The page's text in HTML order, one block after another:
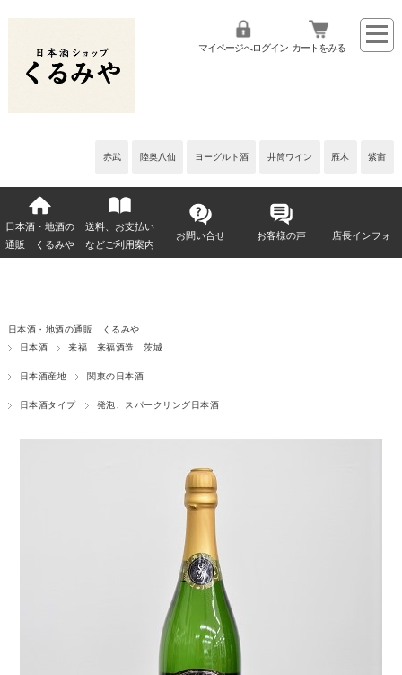
赤武 陸奥八仙 ヨーグルト酒 井筒ワイン 雁木 紫宙
マイページへログイン カートをみる
日本酒・地酒の
通販 くるみや
送料、お支払い
などご利用案内
お問い合せ お客様の声 店長インフォ
日本酒・地酒の通販 くるみや
日本酒
来福 来福酒造 茨城
日本酒産地 関東の日本酒
日本酒タイプ 発泡、スパークリング日本酒